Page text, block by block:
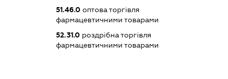
51.46.0оптова торгівля
фармацевтичними товарами
52.31.0роздрібна торгівля
фармацевтичними товарами